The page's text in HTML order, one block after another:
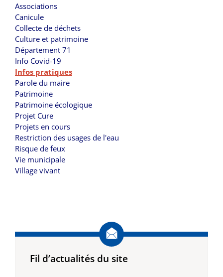
Associations
Canicule
Collecte de déchets
Culture et patrimoine
Département 71
Info Covid-19
Infos pratiques
Parole du maire
Patrimoine
Patrimoine écologique
Projet Cure
Projets en cours
Restriction des usages de l'eau
Risque de feux
Vie municipale
Village vivant
Fil d’actualités du site